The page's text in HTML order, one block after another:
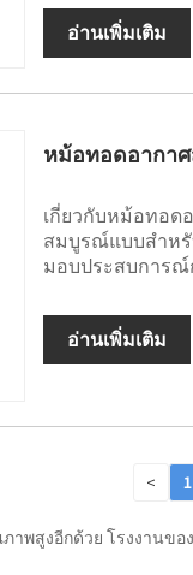
อ่านเพิ่มเติม
หม้อทอดอากา
เกี่ยวกับหม้อทอด
สมบูรณ์แบบสำห
มอบประสบการณ์
อ่านเพิ่มเติม
< 1
สูงอีกด้วย โรงงานข